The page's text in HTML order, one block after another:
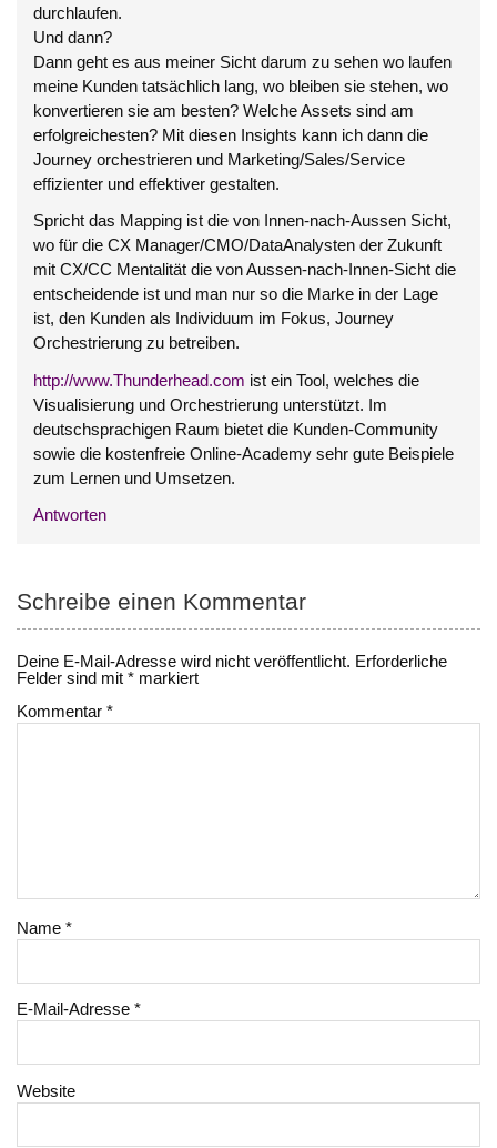
durchlaufen.
Und dann?
Dann geht es aus meiner Sicht darum zu sehen wo laufen
meine Kunden tatsächlich lang, wo bleiben sie stehen, wo
konvertieren sie am besten? Welche Assets sind am
erfolgreichesten? Mit diesen Insights kann ich dann die
Journey orchestrieren und Marketing/Sales/Service
effizienter und effektiver gestalten.
Spricht das Mapping ist die von Innen-nach-Aussen Sicht,
wo für die CX Manager/CMO/DataAnalysten der Zukunft
mit CX/CC Mentalität die von Aussen-nach-Innen-Sicht die
entscheidende ist und man nur so die Marke in der Lage
ist, den Kunden als Individuum im Fokus, Journey
Orchestrierung zu betreiben.
http://www.Thunderhead.com ist ein Tool, welches die
Visualisierung und Orchestrierung unterstützt. Im
deutschsprachigen Raum bietet die Kunden-Community
sowie die kostenfreie Online-Academy sehr gute Beispiele
zum Lernen und Umsetzen.
Antworten
Schreibe einen Kommentar
Deine E-Mail-Adresse wird nicht veröffentlicht. Erforderliche
Felder sind mit* markiert
Kommentar*
Name*
E-Mail-Adresse*
Website